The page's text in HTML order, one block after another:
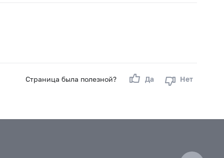
Страница была полезной? Да Нет